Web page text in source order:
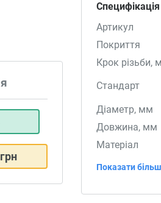
Специфікація
Артикул
Покриття
Крок різьби,
Стандарт
Діаметр, мм
Довжина, мм
Матеріал
Показати